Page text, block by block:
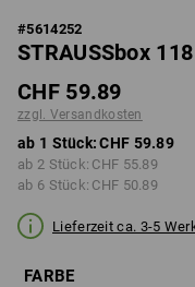
#5614252
STRAUSSbox
CHF 59.89
zzgl. Versandkosten
ab 1 Stück: CHF 59.89
ab 2 Stück: CHF 55.89
ab 6 Stück: CHF 50.89
Lieferzeit ca. 3-5
FARBE